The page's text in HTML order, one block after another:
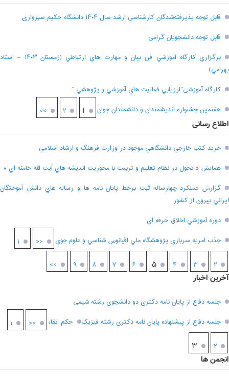
قابل توجه پذیرفته‌شدگان کارشناسی ارشد سال ۱۴۰۴ دانشگاه حکیم سبزواری
قابل توجه دانشجویان گرامی
برگزاري کارگاه آموزشي فن بيان و مهارت هاي ارتباطي (زمستان ۱۴۰۳ – استاد
بهرامي)
کارگاه آموزشی”ارزيابي فعاليت هاي آموزشي و پژوهشي “
هفتمين جشنواره انديشمندان و دانشمندان جوان
۱ ۲ >>
اطلاع رسانی
خريد کتب خارجي دانشگاهي موجود در وزارت فرهنگ و ارشاد اسلامي
همايش « تحول در نظام تعليم و تربيت با محوريت انديشه هاي آيت الله خامنه اي »
گزارش عملکرد چهارساله ثبت برخط پايان نامه ها و رساله هاي دانش آموختگان
ايراني بيرون از کشور
دوره آموزشي اخلاق حرفه اي
جذب امريه سربازي پژوهشگاه ملي اقيانوس شناسي و علوم جوي
<< ۱
۲ ۳ ۴ ۵ ۶ ۷ ۸ ۹ >>
آخرین اخبار
جلسه دفاع از پایان نامه دکتری دو دانشجوی رشته شیمی
جلسه دفاع از پیشنهاده پایان نامه دکتری رشته فیزیک
حکم ابقاء << ۱
۲ ۳
انجمن ها